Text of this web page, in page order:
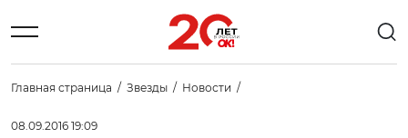
Главная страница Звезды Новости
08.09.2016 19:09